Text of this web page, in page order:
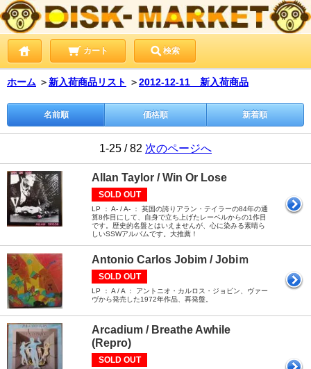
カート 検索
ホーム ＞ 新入荷商品リスト ＞2012-12-11 新入荷商品
名前順 価格順 新着順
1-25 / 82 次のページへ
Allan Taylor / Win Or Lose
SOLD OUT
LP ： A- / A- ： 英国の誇りアラン・テイラーの84年の通
算8作目にして、自身で立ち上げたレーベルからの1作目
です。歴史的名盤とはいえませんが、心に染みる素晴ら
しいSSWアルバムです。大推薦！
Antonio Carlos Jobim / Jobiｍ
SOLD OUT
LP ： A / A ： アントニオ・カルロス・ジョビン、ヴァー
ヴから発売した1972年作品、再発盤。
Arcadium / Breathe Awhile
(Repro)
SOLD OUT